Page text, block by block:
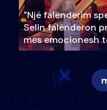
"Një falenderim
Selin falënderon
mes emocionesh